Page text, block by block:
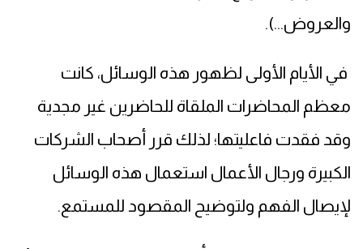
والعروض...).
في الأيام الأولى لظهور هذه الوسائل، كانت
معظم المحاضرات الملقاة للحاضرين غير مجدية
وقد فقدت فاعليتها؛ لذلك قرر أصحاب الشركات
الكبيرة ورجال الأعمال استعمال هذه الوسائل
لإيصال الفهم ولتوضيح المقصود للمستمع.